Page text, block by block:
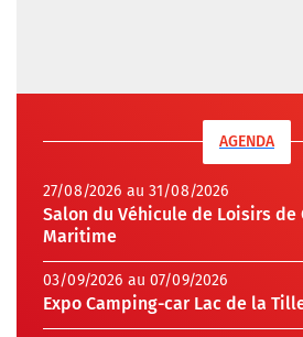
AGENDA
27/08/2026 au 31/08/2026
Salon du Véhicule de Loisirs de
Maritime
03/09/2026 au 07/09/2026
Expo Camping-car Lac de la